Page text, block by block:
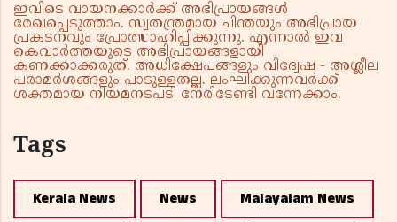
ഇവിടെ വായനക്കാർക്ക് അഭിപ്രായങ്ങൾ
രേഖപ്പെടുത്താം. സ്വതന്ത്രമായ ചിന്തയും അഭിപ്രായ
പ്രകടനവും പ്രോത്സാഹിപ്പിക്കുന്നു. എന്നാൽ ഇവ
കെവാർത്തയുടെ അഭിപ്രായങ്ങളായി
കണക്കാക്കരുത്. അധിക്ഷേപങ്ങളും വിദ്വേഷ - അശ്ലീല
പരാമർശങ്ങളും പാടുള്ളതല്ല. ലംഘിക്കുന്നവർക്ക്
ശക്തമായ നിയമനടപടി നേരിടേണ്ടി വന്നേക്കാം.
Tags
Kerala News News Malayalam News